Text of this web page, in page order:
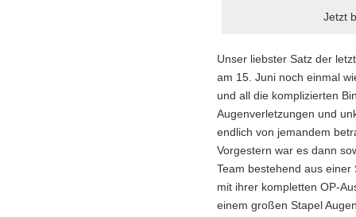
Jetzt
Unser liebster Satz der
am 15. Juni noch einmal
und all die komplizierten
Augenverletzungen und
endlich von jemandem
Vorgestern war es dann
Team bestehend aus
mit ihrer kompletten OP-
einem großen Stapel